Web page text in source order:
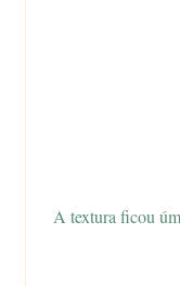
A textura ficou